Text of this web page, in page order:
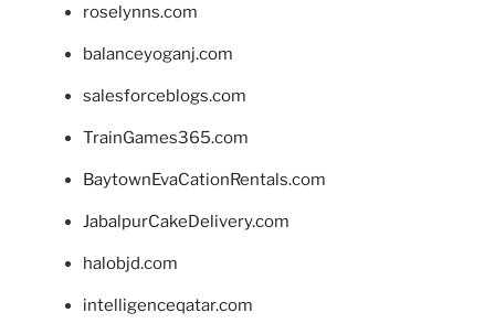
roselynns.com
balanceyoganj.com
salesforceblogs.com
TrainGames365.com
BaytownEvaCationRentals.com
JabalpurCakeDelivery.com
halobjd.com
intelligenceqatar.com